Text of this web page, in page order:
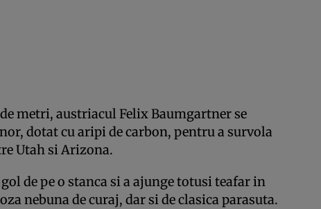
metri, austriacul Felix Baumgartner se
dotat cu aripi de carbon, pentru a survola
Utah si Arizona.
de pe o stanca si a ajunge totusi teafar in
nebuna de curaj, dar si de clasica parasuta.